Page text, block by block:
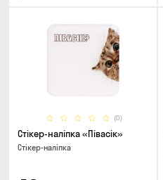
(0)
Стікер-наліпка «Півасік»
Стікер-наліпка